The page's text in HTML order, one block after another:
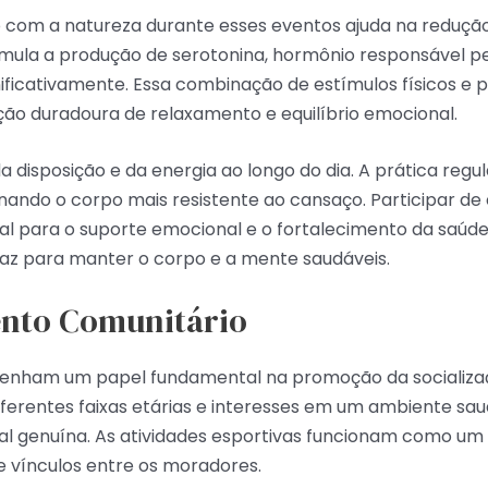
a natureza durante esses eventos ajuda na
a produção de serotonina, hormônio responsável
Essa combinação de estímulos físicos e
duradoura de relaxamento e equilíbrio emocional.
e da energia ao longo do dia. A prática
o corpo mais resistente ao cansaço. Participar
para o suporte emocional e o fortalecimento da
para manter o corpo e a mente saudáveis.
Comunitário
um papel fundamental na promoção da
faixas etárias e interesses em um ambiente
genuína. As atividades esportivas funcionam como
entre os moradores.